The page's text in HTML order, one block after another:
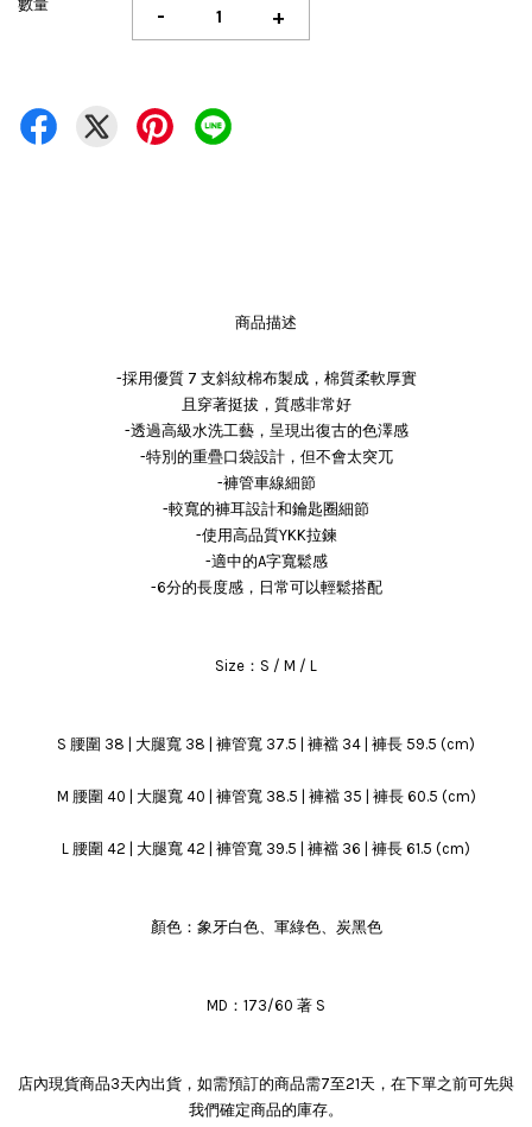
數量 - +
商品描述
-採用優質 7 支斜紋棉布製成，棉質柔軟厚實
且穿著挺拔，質感非常好
-透過高級水洗工藝，呈現出復古的色澤感
-特別的重疊口袋設計，但不會太突兀
-褲管車線細節
-較寬的褲耳設計和鑰匙圈細節
-使用高品質YKK拉鍊
-適中的A字寬鬆感
-6分的長度感，日常可以輕鬆搭配
Size：S / M / L
S 腰圍 38 | 大腿寬 38 | 褲管寬 37.5 | 褲襠 34 | 褲長 59.5 (cm)
M 腰圍 40 | 大腿寬 40 | 褲管寬 38.5 | 褲襠 35 | 褲長 60.5 (cm)
L 腰圍 42 | 大腿寬 42 | 褲管寬 39.5 | 褲襠 36 | 褲長 61.5 (cm)
顏色：象牙白色、軍綠色、炭黑色
MD：173/60 著 S
店內現貨商品3天內出貨，如需預訂的商品需7至21天，在下單之前可先與
我們確定商品的庫存。